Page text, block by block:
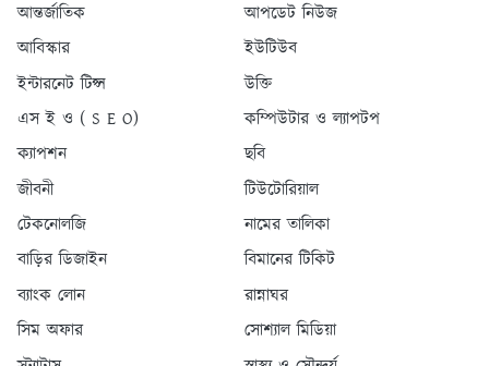
আন্তর্জাতিক
আপডেট নিউজ
আবিস্কার
ইউটিউব
ইন্টারনেট টিপ্স
উক্তি
এস ই ও ( S E O)
কম্পিউটার ও ল্যাপটপ
ক্যাপশন
ছবি
জীবনী
টিউটোরিয়াল
টেকনোলজি
নামের তালিকা
বাড়ির ডিজাইন
বিমানের টিকিট
ব্যাংক লোন
রান্নাঘর
সিম অফার
সোশ্যাল মিডিয়া